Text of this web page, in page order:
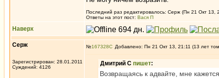
Последний раз редактировалось: Серж (Пн 21 Окт 13,
Ответы на этот пост: Вася П
Наверх
Серж
Зарегистрирован: 28.01.2011
Суждений: 4126
№167328 Добавлено: Пн 21 Окт 13, 21:11 (13 лет
Дмитрий С пишет:
Возвращаясь к адвайте, мне